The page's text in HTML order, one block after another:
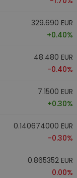
329.690 EUR
+0.40%
48.480 EUR
-0.40%
7.1500 EUR
+0.30%
0.140674000 EUR
-0.30%
0.865352 EUR
0.00%